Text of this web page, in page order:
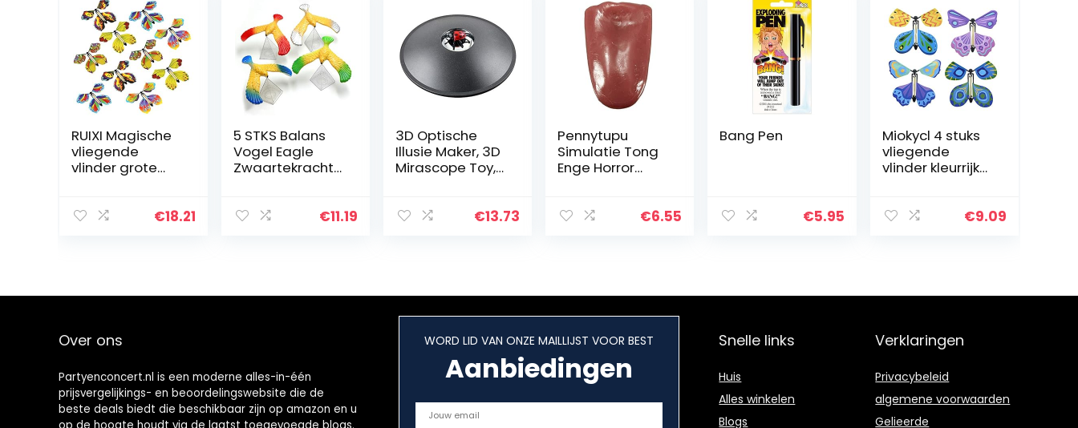
RUIXI Magische
vliegende
vlinder grote
vliegende
€18.21
5 STKS Balans
Vogel Eagle
Zwaartekracht
Combinatieset
€11.19
3D Optische
Illusie Maker, 3D
Mirascope Toy,
Image Creator,
€13.73
Pennytupu
Simulatie Tong
Enge Horror
Tong Nep Tong
€6.55
Bang Pen
€5.95
Miokycl 4 stuks
vliegende
vlinder kleurrijke
speelgoed om
€9.09
Over ons
Partyenconcert.nl is een moderne alles-in-één
prijsvergelijkings- en beoordelingswebsite die de
beste deals biedt die beschikbaar zijn op amazon en u
WORD LID VAN ONZE MAILLIJST VOOR BEST
Aanbiedingen
Snelle links
Huis
Alles winkelen
Blogs
Verklaringen
Privacybeleid
algemene voorwaarden
Gelieerde